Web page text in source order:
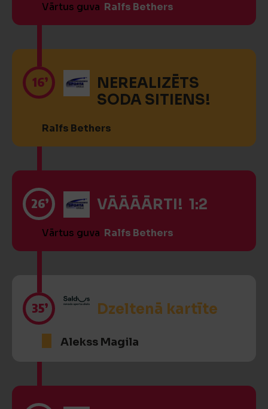
Vārtus guva Ralfs Bethers
16’
NEREALIZĒTS
SODA SITIENS!
Ralfs Bethers
26’ VĀĀĀĀRTI! 1:2
Vārtus guva Ralfs Bethers
35’ Dzeltenā kartīte
Alekss Magila